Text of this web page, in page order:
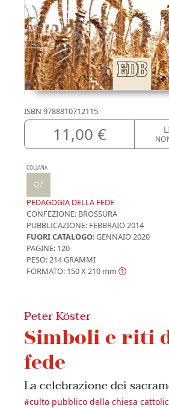
ISBN 9788810712115
11,00 €
COLLANA
Q7
PEDAGOGIA DELLA FEDE
CONFEZIONE: BROSSURA
PUBBLICAZIONE: FEBBRAIO 2014
FUORI CATALOGO: GENNAIO 2020
PAGINE: 120
PESO: 214 GRAMMI
FORMATO: 150 X 210 mm
Peter Köster
Simboli e riti
fede
La celebrazione dei
#culto pubblico della chiesa